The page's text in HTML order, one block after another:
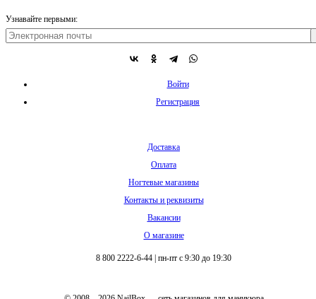
Узнавайте первыми:
Войти
Регистрация
Доставка
Оплата
Ногтевые магазины
Контакты и реквизиты
Вакансии
О магазине
8 800 2222-6-44 пн-пт с 9:30 до 19:30